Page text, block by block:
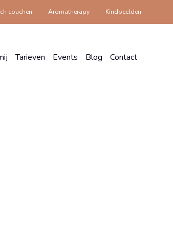
coachen Aromatherapy Kindbeelden
Tarieven Events Blog Contact